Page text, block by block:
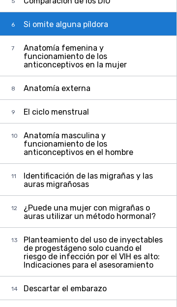
Si omite alguna píldora
Anatomía femenina y
funcionamiento de los
anticonceptivos en la mujer
Anatomía externa
El ciclo menstrual
Anatomía masculina y
funcionamiento de los
anticonceptivos en el hombre
Identificación de las migrañas y las
auras migrañosas
¿Puede una mujer con migrañas o
auras utilizar un método hormonal?
Planteamiento del uso de inyectables
de progestágeno solo cuando el
riesgo de infección por el VIH es alto:
Indicaciones para el asesoramiento
Descartar el embarazo